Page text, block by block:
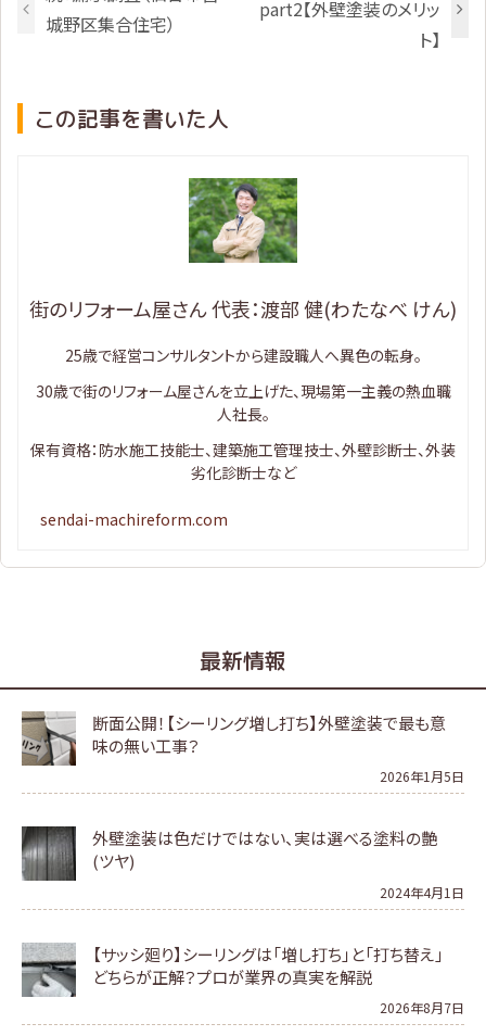
城野区集合住宅）
part2【外壁塗装のメリッ
ト】
この記事を書いた人
街のリフォーム屋さん 代表：渡部 健(わたなべ けん)
25歳で経営コンサルタントから建設職人へ異色の転身。
30歳で街のリフォーム屋さんを立上げた、現場第一主義の熱血職
人社長。
保有資格：防水施工技能士、建築施工管理技士、外壁診断士、外装
劣化診断士など
sendai-machireform.com
最新情報
断面公開！【シーリング増し打ち】外壁塗装で最も意
味の無い工事？
2026年1月5日
外壁塗装は色だけではない、実は選べる塗料の艶
(ツヤ)
2024年4月1日
【サッシ廻り】シーリングは「増し打ち」と「打ち替え」
どちらが正解？プロが業界の真実を解説
2026年8月7日